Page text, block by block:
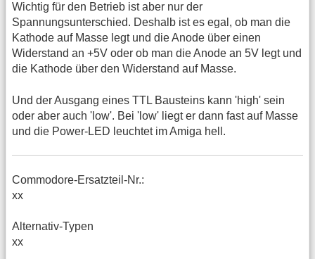
Wichtig für den Betrieb ist aber nur der
Spannungsunterschied. Deshalb ist es egal, ob man die
Kathode auf Masse legt und die Anode über einen
Widerstand an +5V oder ob man die Anode an 5V legt und
die Kathode über den Widerstand auf Masse.
Und der Ausgang eines TTL Bausteins kann 'high' sein
oder aber auch 'low'. Bei 'low' liegt er dann fast auf Masse
und die Power-LED leuchtet im Amiga hell.
Commodore-Ersatzteil-Nr.:
xx
Alternativ-Typen
xx